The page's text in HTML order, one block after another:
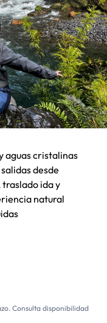
aguas cristalinas
desde
ida y
natural
Consulta disponibilidad